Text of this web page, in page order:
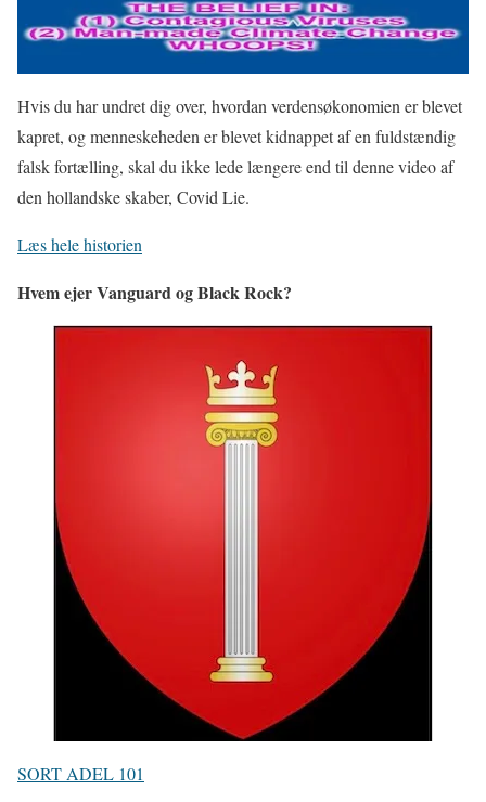
Hvis du har undret dig over, hvordan verdensøkonomien er blevet
kapret, og menneskeheden er blevet kidnappet af en fuldstændig
falsk fortælling, skal du ikke lede længere end til denne video af
den hollandske skaber, Covid Lie.
Læs hele historien
Hvem ejer Vanguard og Black Rock?
SORT ADEL 101